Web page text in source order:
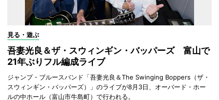
見る・遊ぶ
吾妻光良＆ザ・スウィンギン・バッパーズ 富山で
21年ぶりフル編成ライブ
ジャンプ・ブルースバンド「吾妻光良＆The Swinging Boppers（ザ・
スウィンギン・バッパーズ）」のライブが8月3日、オーバード・ホー
ルの中ホール（富山市牛島町）で行われる。